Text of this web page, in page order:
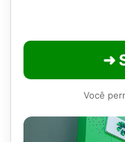
➜
Você